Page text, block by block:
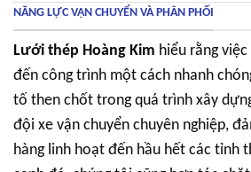
NĂNG LỰC VẬN CHUYỂN VÀ PHÂN PHỐI
Lưới thép Hoàng Kim hiểu rằng
đến công trình một cách nhanh
tố then chốt trong quá trình xây
đội xe vận chuyển chuyên nghiệp,
hàng linh hoạt đến hầu hết các tỉnh